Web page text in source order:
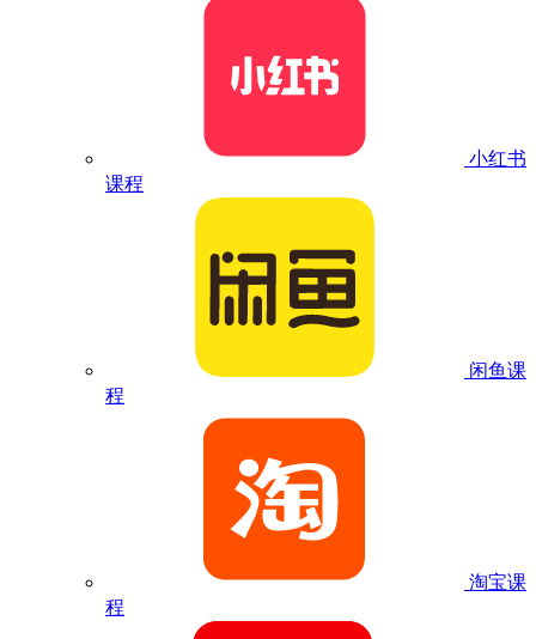
小红书
课程
闲鱼课
程
淘宝课
程